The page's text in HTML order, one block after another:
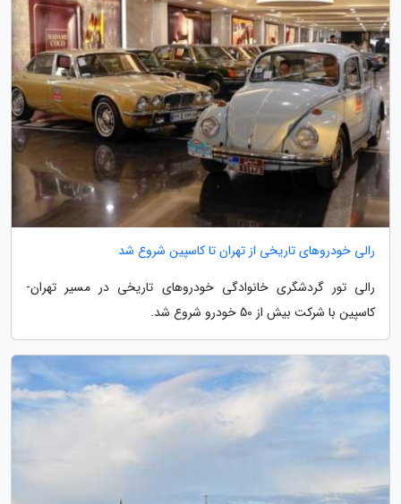
رالی خودروهای تاریخی از تهران تا کاسپین شروع شد
رالی تور گردشگری خانوادگی خودروهای تاریخی در مسیر تهران-
کاسپین با شرکت بیش از 50 خودرو شروع شد.